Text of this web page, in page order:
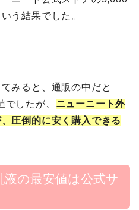
う結果でした。
みると、通販の中だと
したが、 ニューニート外
圧倒的に安く購入できる
の最安値は公式サ